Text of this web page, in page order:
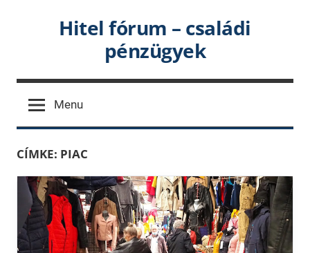
Hitel fórum – családi
pénzügyek
Menu
CÍMKE: PIAC